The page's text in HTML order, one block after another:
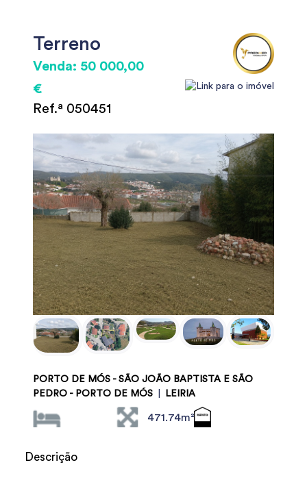
Terreno
Venda: 50 000,00
€
Ref.ª 050451
PORTO DE MÓS - SÃO JOÃO BAPTISTA E SÃO
PEDRO - PORTO DE MÓS
LEIRIA
471.74m²
Descrição